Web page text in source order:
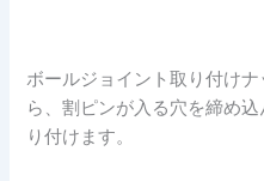
ボールジョイント取り付け
ら、割ピンが入る穴を締め
り付けます。